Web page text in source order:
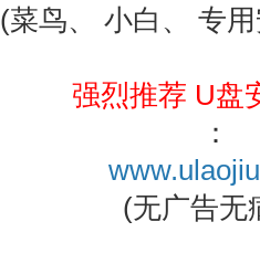
(菜鸟、 小白、 专
强烈推荐 U盘
：
(无广告无